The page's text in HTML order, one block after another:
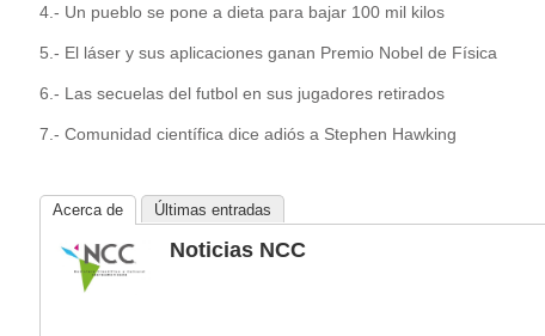
4.- Un pueblo se pone a dieta para bajar 100 mil kilos
5.- El láser y sus aplicaciones ganan Premio Nobel de Física
6.- Las secuelas del futbol en sus jugadores retirados
7.- Comunidad científica dice adiós a Stephen Hawking
Acerca de Últimas entradas
Noticias NCC